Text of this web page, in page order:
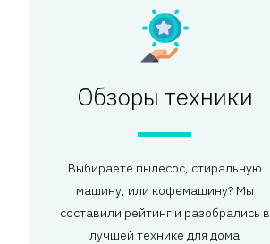
Обзоры техники
Выбираете пылесос, стиральную
машину, или кофемашину? Мы
составили рейтинг и разобрались в
лучшей технике для дома